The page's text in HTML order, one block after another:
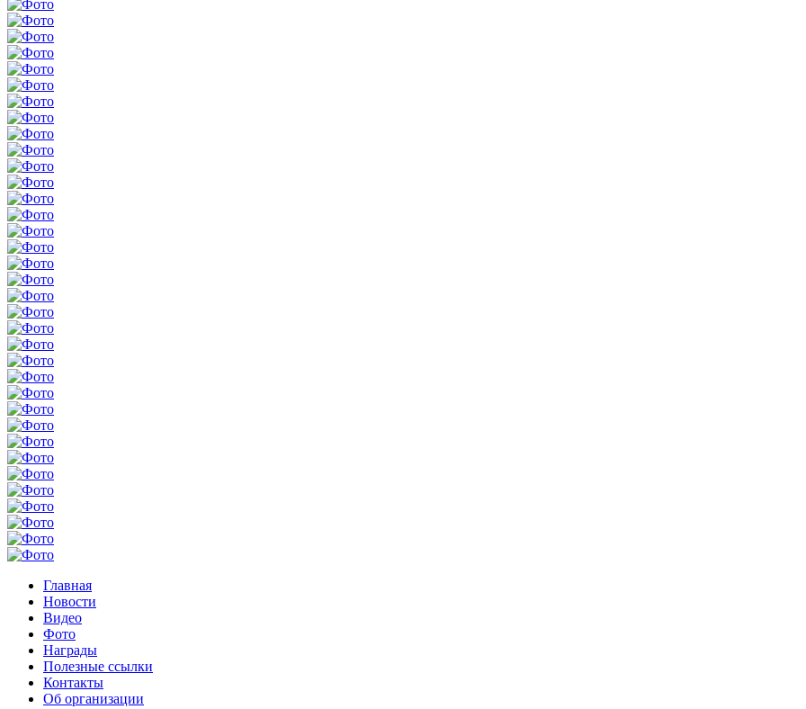
Главная
Новости
Видео
Фото
Награды
Полезные ссылки
Контакты
Об организации